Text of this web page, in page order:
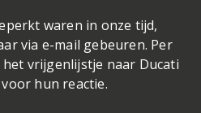
waren in onze tijd,
via e-mail gebeuren. Per
vrijgenlijstje naar Ducati
hun reactie.